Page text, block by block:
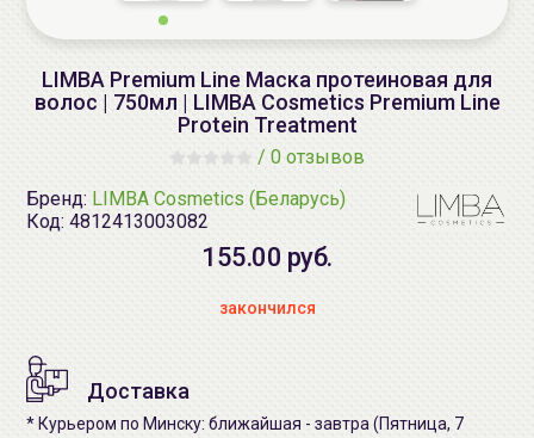
LIMBA Premium Line Маска протеиновая для
волос | 750мл | LIMBA Cosmetics Premium Line
Protein Treatment
/ 0 отзывов
Бренд: LIMBA Cosmetics (Беларусь)
Код: 4812413003082
155.00 руб.
закончился
Доставка
* Курьером по Минску: ближайшая - завтра (Пятница, 7